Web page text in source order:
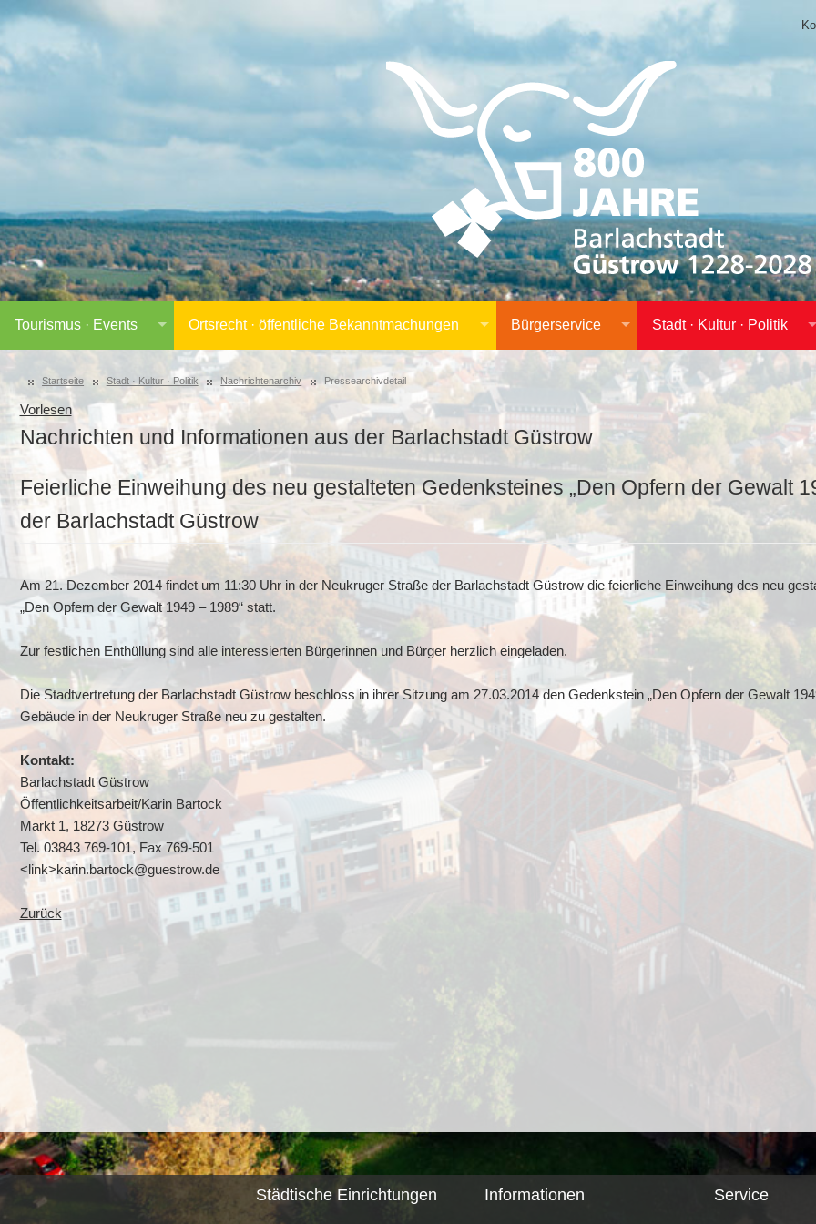
Tourismus · Events Ortsrecht · öffentliche Bekanntmachungen Bürgerservice Stadt · Kultur · Politik
Startseite Stadt · Kultur · Politik Nachrichtenarchiv Pressearchivdetail
Vorlesen
Nachrichten und Informationen aus der Barlachstadt Güstrow
Feierliche Einweihung des neu gestalteten Gedenksteines „Den Opfern der Gewalt
der Barlachstadt Güstrow
Am 21. Dezember 2014 findet um 11:30 Uhr in der Neukruger Straße der Barlachstadt Güstrow die feierliche Einweihung des neu
„Den Opfern der Gewalt 1949 – 1989“ statt.
Zur festlichen Enthüllung sind alle interessierten Bürgerinnen und Bürger herzlich eingeladen.
Die Stadtvertretung der Barlachstadt Güstrow beschloss in ihrer Sitzung am 27.03.2014 den Gedenkstein „Den Opfern der Gewalt
Gebäude in der Neukruger Straße neu zu gestalten.
Kontakt:
Barlachstadt Güstrow
Öffentlichkeitsarbeit/Karin Bartock
Markt 1, 18273 Güstrow
Tel. 03843 769-101, Fax 769-501
<link>karin.bartock@guestrow.de
Zurück
Städtische Einrichtungen Informationen Service